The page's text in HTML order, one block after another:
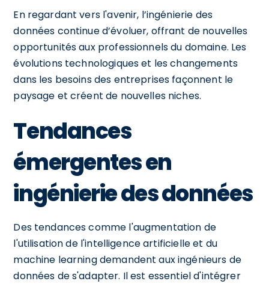
En regardant vers l'avenir, l’ingénierie des
données continue d’évoluer, offrant de nouvelles
opportunités aux professionnels du domaine. Les
évolutions technologiques et les changements
dans les besoins des entreprises façonnent le
paysage et créent de nouvelles niches.
Tendances
émergentes en
ingénierie des données
Des tendances comme l'augmentation de
l'utilisation de l'intelligence artificielle et du
machine learning demandent aux ingénieurs de
données de s'adapter. Il est essentiel d'intégrer